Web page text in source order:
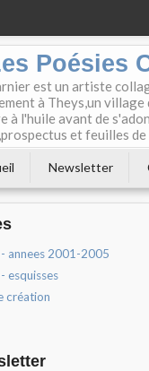
Poésies
est un artiste
à Theys,un
à l'huile avant de
et feuilles de
Newsletter
annees 2001-2005
esquisses
création